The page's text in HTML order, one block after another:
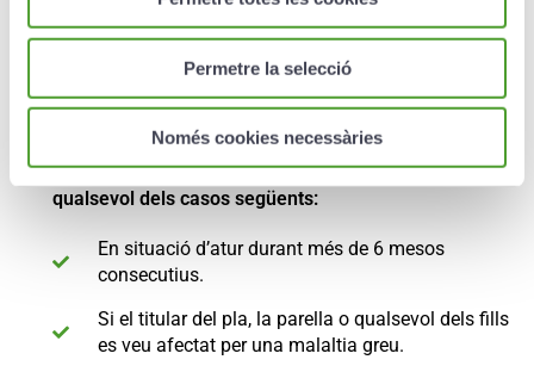
Permetre la selecció
Només cookies necessàries
matemàtica i el valor de mercat dels actius vinculats
Durant els 2 anys anteriors al venciment
rescatat no estarà subjecte a cap penalització.
Excepcionalment, el capital es pot rescatar en
qualsevol dels casos següents:
En situació d’atur durant més de 6 mesos
consecutius.
Si el titular del pla, la parella o qualsevol dels fills
es veu afectat per una malaltia greu.